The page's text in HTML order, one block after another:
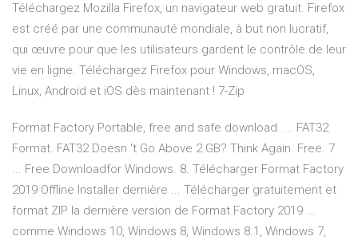
Téléchargez Mozilla Firefox, un navigateur web gratuit. Firefox
est créé par une communauté mondiale, à but non lucratif,
qui œuvre pour que les utilisateurs gardent le contrôle de leur
vie en ligne. Téléchargez Firefox pour Windows, macOS,
Linux, Android et iOS dès maintenant ! 7-Zip
Format Factory Portable, free and safe download. ... FAT32
Format. FAT32 Doesn 't Go Above 2 GB? Think Again. Free. 7
... Free Downloadfor Windows. 8. Télécharger Format Factory
2019 Offline Installer dernière ... Télécharger gratuitement et
format ZIP la dernière version de Format Factory 2019 ...
comme Windows 10, Windows 8, Windows 8.1, Windows 7,